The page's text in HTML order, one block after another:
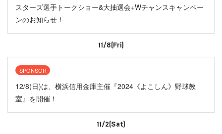
スターズ選手トークショー&大抽選会+Wチャンスキャンペー
ンのお知らせ！
11/8(Fri)
SPONSOR
12/8(日)は、横浜信用金庫主催『2024《よこしん》野球教
室』を開催！
11/2(Sat)